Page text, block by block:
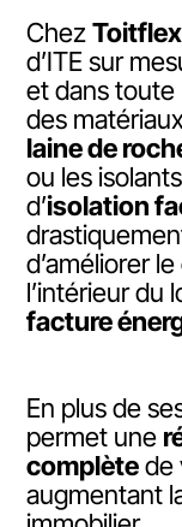
ChezToitflex
d’ITE sur
et dans toute
des
laine de
ou les
d’isolation
d’améliorer le
l’intérieur du
facture
En plus de
permet une
complètede
augmentant